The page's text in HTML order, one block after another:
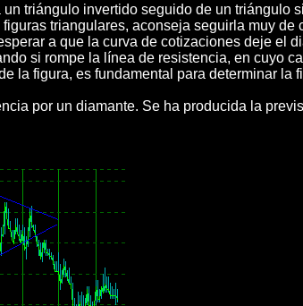
triángulo invertido seguido de un triángulo
triangulares, aconseja seguirla muy de
a que la curva de cotizaciones deje el
si rompe la línea de resistencia, en cuyo
la figura, es fundamental para determinar la
por un diamante. Se ha producida la